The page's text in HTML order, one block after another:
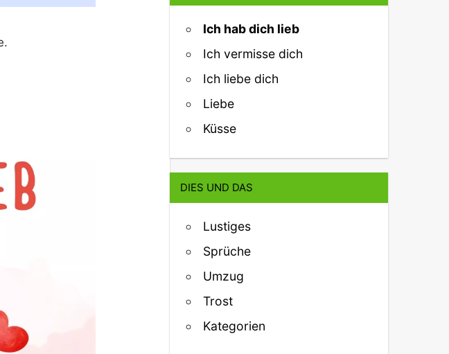
Ich hab dich lieb
Ich vermisse dich
Ich liebe dich
Liebe
Küsse
DIES UND DAS
Lustiges
Sprüche
Umzug
Trost
Kategorien